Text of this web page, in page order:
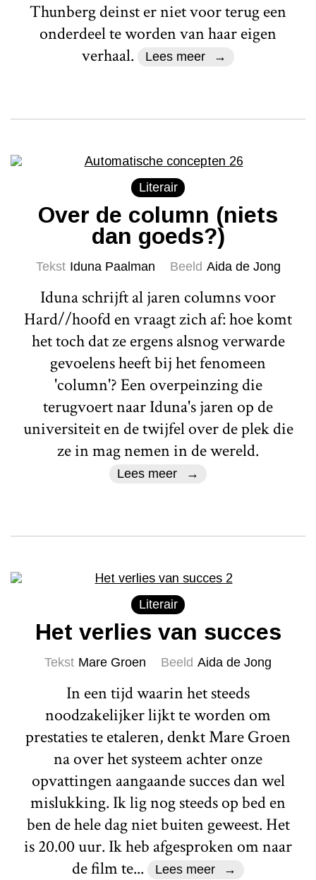
Thunberg deinst er niet voor terug een
onderdeel te worden van haar eigen
verhaal.
Lees meer
Literair
Over de column (niets
dan goeds?)
Tekst Iduna Paalman Beeld Aida de Jong
Iduna schrijft al jaren columns voor
Hard//hoofd en vraagt zich af: hoe komt
het toch dat ze ergens alsnog verwarde
gevoelens heeft bij het fenomeen
'column'? Een overpeinzing die
terugvoert naar Iduna's jaren op de
universiteit en de twijfel over de plek die
ze in mag nemen in de wereld.
Lees meer
Literair
Het verlies van succes
Tekst Mare Groen Beeld Aida de Jong
In een tijd waarin het steeds
noodzakelijker lijkt te worden om
prestaties te etaleren, denkt Mare Groen
na over het systeem achter onze
opvattingen aangaande succes dan wel
mislukking. Ik lig nog steeds op bed en
ben de hele dag niet buiten geweest. Het
is 20.00 uur. Ik heb afgesproken om naar
de film te...
Lees meer